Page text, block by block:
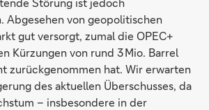
Abgesehen von geopolitischen
gut versorgt, zumal die OPEC+
Kürzungen von rund 3 Mio. Barrel
zurückgenommen hat. Wir erwarten
des aktuellen Überschusses, da
– insbesondere in der